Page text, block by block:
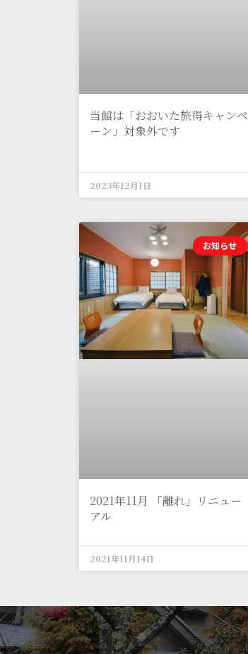
当館は「おおいた旅得キャンペ
ーン」対象外です
2023年12月1日
お知らせ
2021年11月 「離れ」リニュー
アル
2021年11月14日